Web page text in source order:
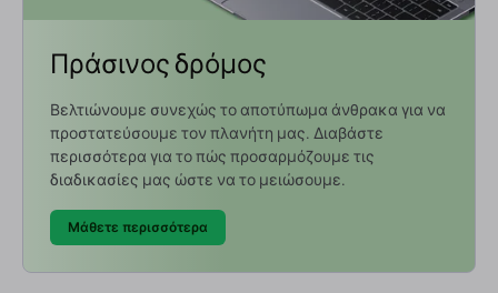
Πράσινος δρόμος
Βελτιώνουμε συνεχώς το αποτύπωμα άνθρακα για να
προστατεύσουμε τον πλανήτη μας. Διαβάστε
περισσότερα για το πώς προσαρμόζουμε τις
διαδικασίες μας ώστε να το μειώσουμε.
Μάθετε περισσότερα